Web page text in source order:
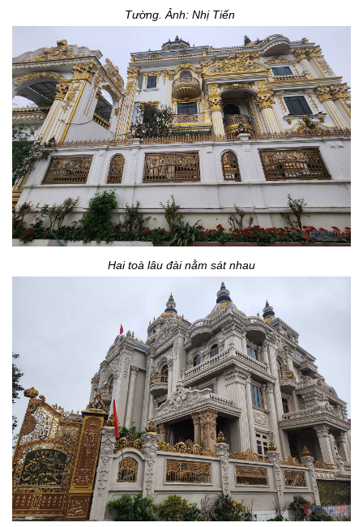
Tường. Ảnh: Nhị Tiến
Hai toà lâu đài nằm sát nhau